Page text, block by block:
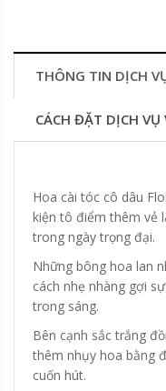
THÔNG TIN DỊCH
CÁCH ĐẶT DỊCH
Hoa cài tóc cô dâu
kiện tô điểm thêm vẻ
trong ngày trọng đại.
Những bông hoa lan
cách nhẹ nhàng gợi
trong sáng.
Bên cạnh sắc trắng
thêm nhụy hoa bằng
cuốn hút.